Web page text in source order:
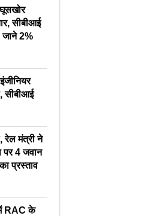
सीबीआई
जाने 2%
सीबीआई
रेल मंत्री ने
पर 4 जवान
प्रस्ताव
में RAC के